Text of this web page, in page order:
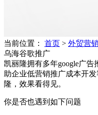
当前位置： 首页 > 外贸营销
乌海谷歌推广
凯丽隆拥有多年google广
助企业低营销推广成本开
隆，效果看得见。
你是否也遇到如下问题